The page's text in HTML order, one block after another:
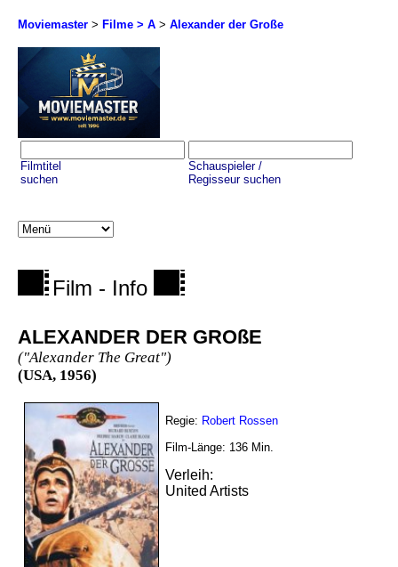
Moviemaster > Filme > A > Alexander der Große
Filmtitel
suchen
Schauspieler /
Regisseur suchen
Film - Info
ALEXANDER DER GROßE
("Alexander The Great")
(USA, 1956)
Regie: Robert Rossen
Film-Länge: 136 Min.
Verleih:
United Artists